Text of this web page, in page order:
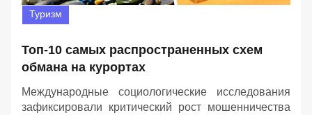
Туризм
Топ-10 самых распространенных схем
обмана на курортах
Международные социологические исследования
зафиксировали критический рост мошенничества